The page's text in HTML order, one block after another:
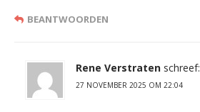
BEANTWOORDEN
Rene Verstraten schreef:
27 NOVEMBER 2025 OM 22:04